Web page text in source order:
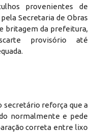
provenientes de
Secretaria de Obras
britagem da prefeitura,
provisório até
secretário reforça que a
normalmente e pede
correta entre lixo